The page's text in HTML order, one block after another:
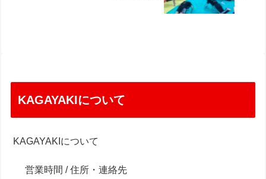
KAGAYAKIについて
KAGAYAKIについて
営業時間 / 住所・連絡先